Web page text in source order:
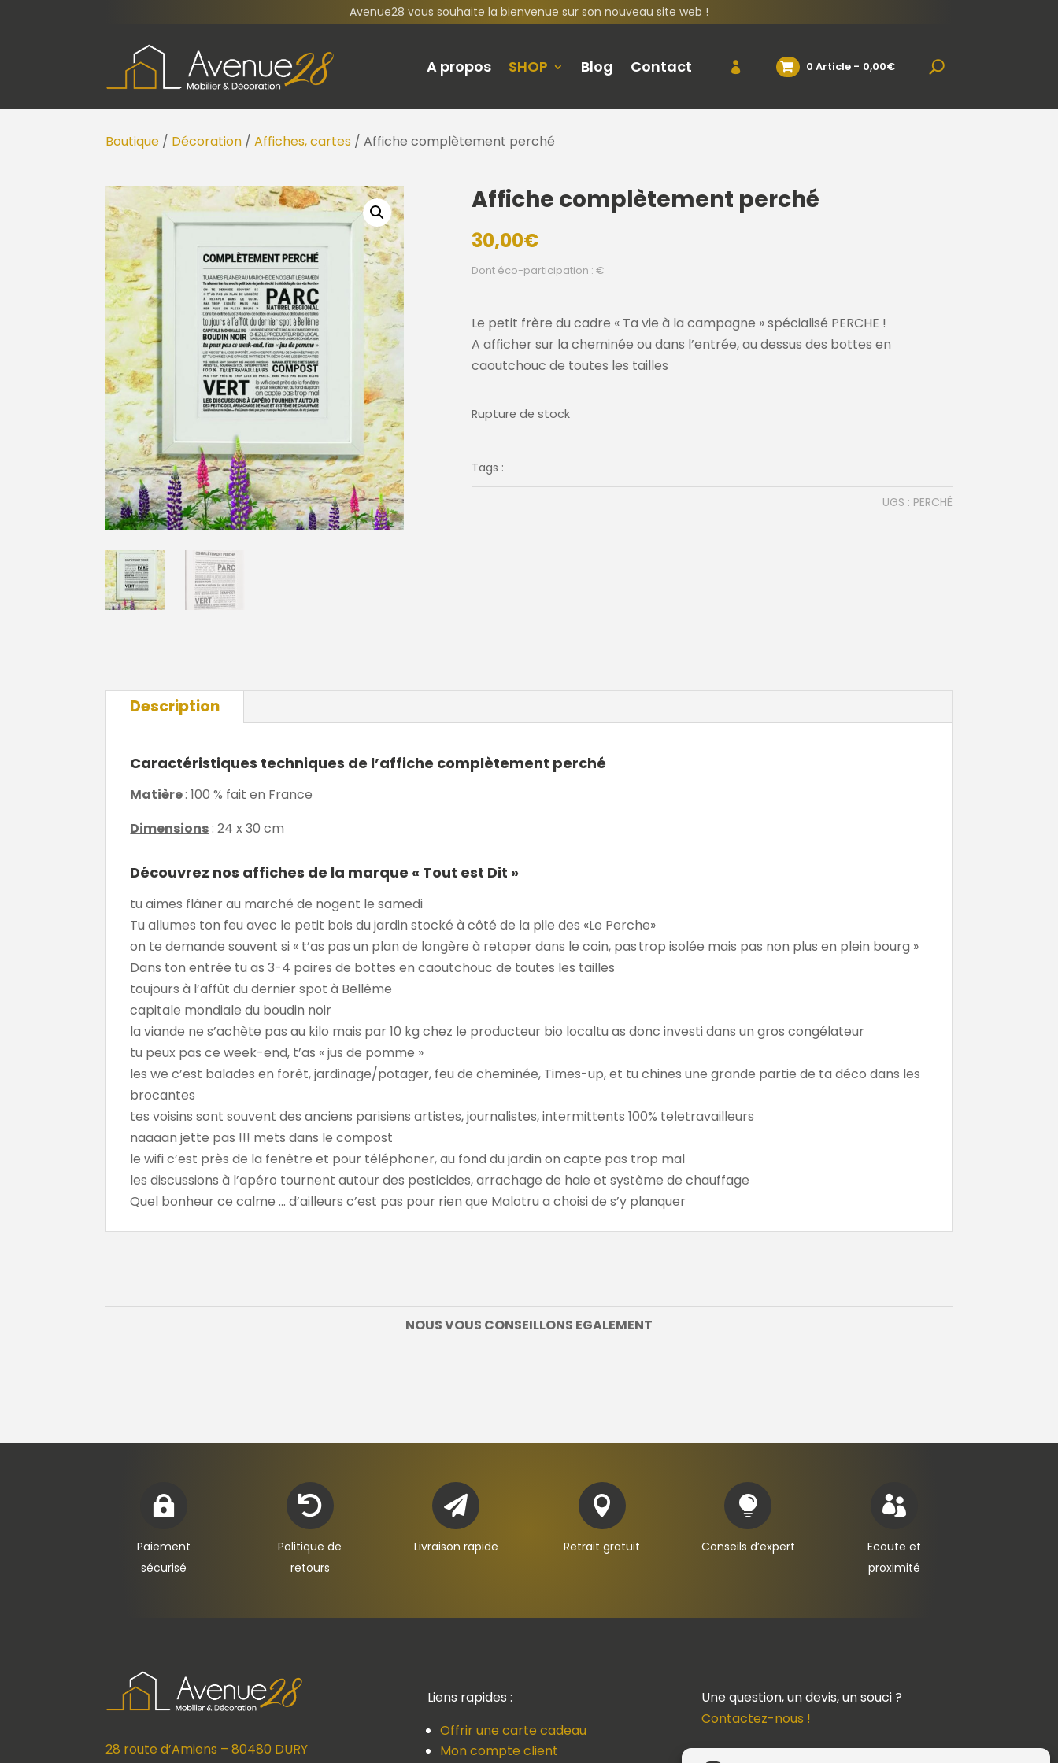
Avenue28 vous souhaite la bienvenue sur son nouveau site web !
A propos SHOP Blog Contact 0 Article 0,00€
Boutique / Décoration /Affiches, cartes / Affiche complètement perché
Affiche complètement perché
30,00€
Dont éco-participation : €
Le petit frère du cadre « Ta vie à la campagne » spécialisé PERCHE !
A afficher sur la cheminée ou dans l’entrée, au dessus des bottes en
caoutchouc de toutes les tailles
Rupture de stock
Tags :
UGS : PERCHÉ
Description
Caractéristiques techniques de l’affiche complètement perché
Matière: 100 % fait en France
Dimensions: 24 x 30 cm
Découvrez nos affiches de la marque « Tout est Dit »
tu aimes flâner au marché de nogent le samedi
Tu allumes ton feu avec le petit bois du jardin stocké à côté de la pile des «Le Perche»
on te demande souvent si « t’as pas un plan de longère à retaper dans le coin, pas trop isolée mais pas non plus en plein bourg »
Dans ton entrée tu as 3-4 paires de bottes en caoutchouc de toutes les tailles
toujours à l’affût du dernier spot à Bellême
capitale mondiale du boudin noir
la viande ne s’achète pas au kilo mais par 10 kg chez le producteur bio localtu as donc investi dans un gros congélateur
tu peux pas ce week-end, t’as « jus de pomme »
les we c’est balades en forêt, jardinage/potager, feu de cheminée, Times-up, et tu chines une grande partie de ta déco dans les
brocantes
tes voisins sont souvent des anciens parisiens artistes, journalistes, intermittents 100% teletravailleurs
naaaan jette pas !!! mets dans le compost
le wifi c’est près de la fenêtre et pour téléphoner, au fond du jardin on capte pas trop mal
les discussions à l’apéro tournent autour des pesticides, arrachage de haie et système de chauffage
Quel bonheur ce calme ... d’ailleurs c’est pas pour rien que Malotru a choisi de s’y planquer
NOUS VOUS CONSEILLONS EGALEMENT

Paiement
sécurisé

Politique de
retours

Livraison rapide

Retrait gratuit

Conseils d’expert

Ecoute et
proximité
28 route d’Amiens – 80480 DURY
Liens rapides :
Offrir une carte cadeau
Mon compte client
Une question, un devis, un souci ?
Contactez-nous !